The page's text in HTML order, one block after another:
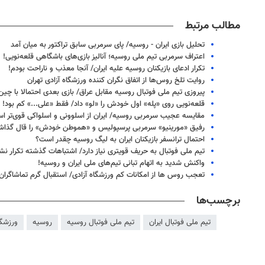
مطالب مرتبط
تحلیل بازی ایران - روسیه/ پای سرمربی سابق تراکتور به میان آمد
اعتراف سرمربی تیم ملی روسیه؛ آنالیز بازی‌های باشگاهی قلعه‌نویی!
تکرار ادعای بازیکنان روسیه علیه ایران/ آنجا معذب و ناراحت بودم!
روایت تلخ روس‌ها از اتفاق نگران کننده ورزشگاه آزادی تهران
پیروزی تیم ملی فوتبال روسیه مقابل عراق/ بازی بعدی احتمالا با
قلعه‌نویی روی «پله» اول خودش را «لو» داد/ فقط «علی...» کم بود!
مقایسه عجیب سرمربی روسیه/ ایران از اسلوونی و اسلواکی قوی‌تر
رفیق «مورینیو» سرمربی پرسپولیس و «هموطن خودش» را قال
احتمال ترانسفر بازیکنان ایران به لیگ روسیه چقدر است؟
تیم ملی فوتبال به حریف قویتری نیاز دارد/ اشتباهات گذشته تکرار
واکنش شدید به اتهام تبانی تیم‌های ملی ایران و روسیه!
تعجب روس ها از امکانات کم ورزشگاه آزادی/ استقبال گرم
برچسب‌ها
تیم ملی فوتبال ایران تیم ملی فوتبال روسیه روسیه